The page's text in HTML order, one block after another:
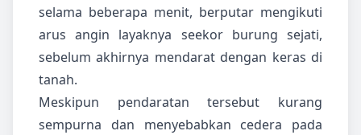
selama beberapa menit, berputar mengikuti
arus angin layaknya seekor burung sejati,
sebelum akhirnya mendarat dengan keras di
tanah.
Meskipun pendaratan tersebut kurang
sempurna dan menyebabkan cedera pada